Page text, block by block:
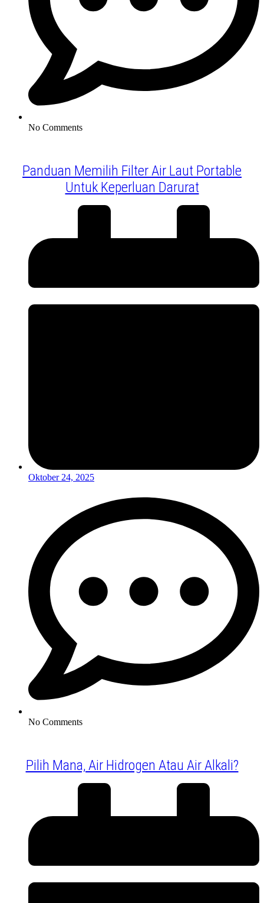
No Comments
Panduan Memilih Filter Air Laut Portable
Untuk Keperluan Darurat
Oktober 24, 2025
No Comments
Pilih Mana, Air Hidrogen Atau Air Alkali?